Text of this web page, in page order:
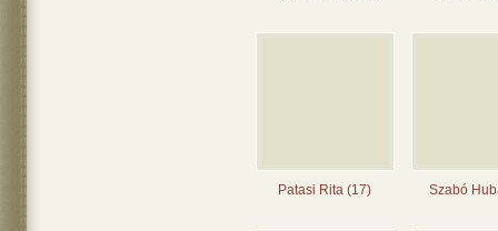
Patasi Rita (17) Szabó